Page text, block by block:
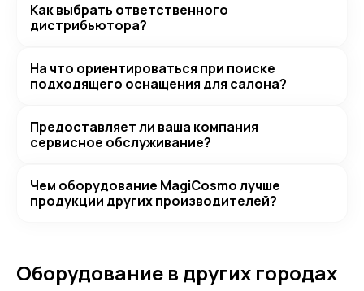
Как выбрать ответственного
дистрибьютора?
На что ориентироваться при поиске
подходящего оснащения для салона?
Предоставляет ли ваша компания
сервисное обслуживание?
Чем оборудование MagiCosmo лучше
продукции других производителей?
Оборудование в других городах